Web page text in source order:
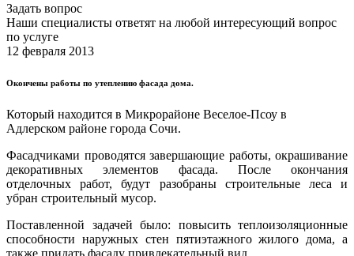
Задать вопрос
Наши специалисты ответят на любой интересующий вопрос
по услуге
12 февраля 2013
Окончены работы по утеплению фасада дома.
Который находится в Микрорайоне Веселое-Псоу в
Адлерском районе города Сочи.
Фасадчиками проводятся завершающие работы, окрашивание
декоративных элементов фасада. После окончания
отделочных работ, будут разобраны строительные леса и
убран строительный мусор.
Поставленной задачей было: повысить теплоизоляционные
способности наружных стен пятиэтажного жилого дома, а
также придать фасаду привлекательный вид.